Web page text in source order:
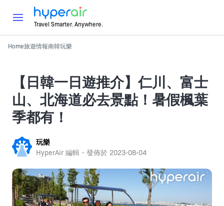
Travel Smarter. Anywhere.
Home旅遊情報南韓玩樂
【日韓一日遊推介】仁川、富士
山、北海道必去景點！暑假楓葉
季都有！
玩樂
HyperAir 編輯・發佈於 2023-08-04